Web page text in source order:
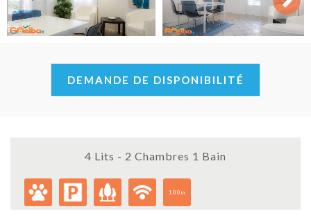
Next
DEMANDE DE DISPONIBILITÉ
4 Lits - 2 Chambres 1 Bain
100m